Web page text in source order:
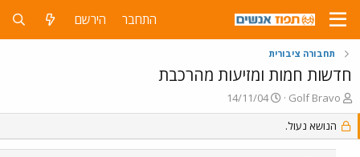
התחבר הירשם
תחבורה ציבורית
חדשות חמות ומזיעות מהרכבת
פ
ו
ת
ח
Golf Bravo
פ
ו
ס
14/11/04
הנושא נעול.